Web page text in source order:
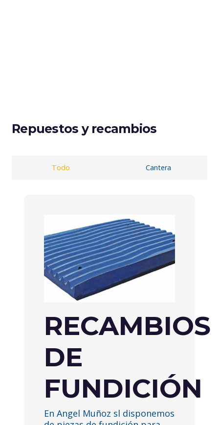
Repuestos y recambios
Todo Cantera
RECAMBIOS
DE
FUNDICIÓN
En Angel Muñoz sl disponemos